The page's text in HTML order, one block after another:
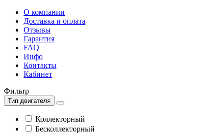
О компании
Доставка и оплата
Отзывы
Гарантия
FAQ
Инфо
Контакты
Кабинет
Фильтр
Тип двигателя
Коллекторный
Бесколлекторный